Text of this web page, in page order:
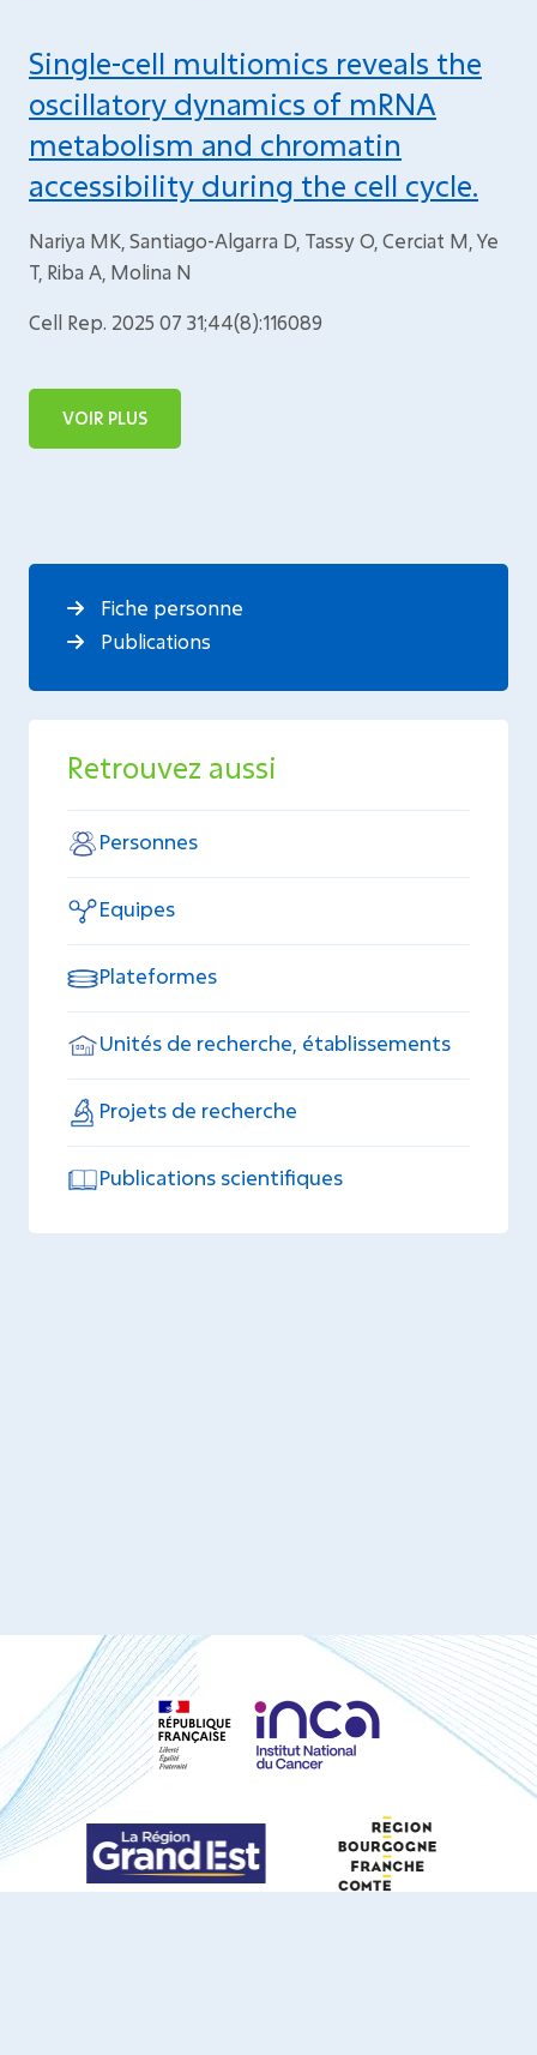
Single-cell multiomics reveals the
oscillatory dynamics of mRNA
metabolism and chromatin
accessibility during the cell cycle.
Nariya MK, Santiago-Algarra D, Tassy O, Cerciat M, Ye
T, Riba A, Molina N
Cell Rep. 2025 07 31;44(8):116089
VOIR PLUS
Fiche personne
Publications
Retrouvez aussi
Personnes
Equipes
Plateformes
Unités de recherche, établissements
Projets de recherche
Publications scientifiques